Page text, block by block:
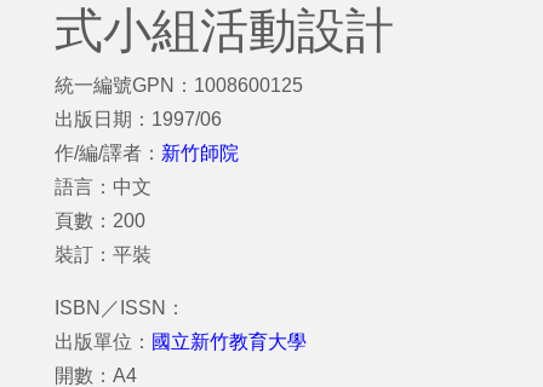
式小組活動設計
統一編號GPN：1008600125
出版日期：1997/06
作/編/譯者： 新竹師院
語言：中文
頁數：200
裝訂：平裝
ISBN／ISSN：
出版單位： 國立新竹教育大學
開數：A4